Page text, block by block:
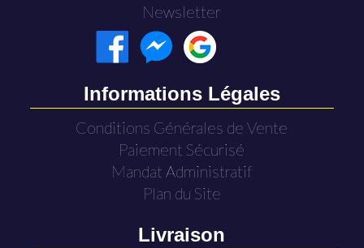
Newsletter
Informations Légales
Conditions Générales de Vente
Paiement Sécurisé
Mandat Administratif
Plan du Site
Livraison